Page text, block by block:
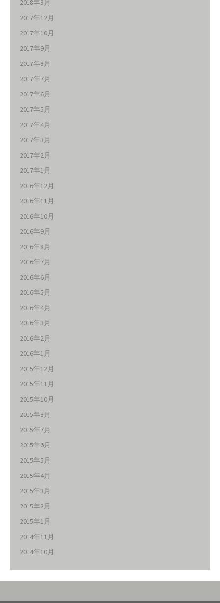
2018年3月
2017年12月
2017年10月
2017年9月
2017年8月
2017年7月
2017年6月
2017年5月
2017年4月
2017年3月
2017年2月
2017年1月
2016年12月
2016年11月
2016年10月
2016年9月
2016年8月
2016年7月
2016年6月
2016年5月
2016年4月
2016年3月
2016年2月
2016年1月
2015年12月
2015年11月
2015年10月
2015年8月
2015年7月
2015年6月
2015年5月
2015年4月
2015年3月
2015年2月
2015年1月
2014年11月
2014年10月